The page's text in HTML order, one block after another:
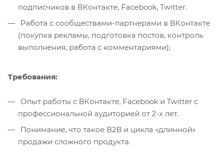
подписчиков в ВКонтакте, Facebook, Twitter.
Работа с сообществами-партнерами в ВКонтакте
(покупка рекламы, подготовка постов, контроль
выполнения, работа с комментариями);
Требования:
Опыт работы с ВКонтакте, Facebook и Twitter с
профессиональной аудиторией от 2-х лет.
Понимание, что такое В2В и цикла «длинной»
продажи сложного продукта.